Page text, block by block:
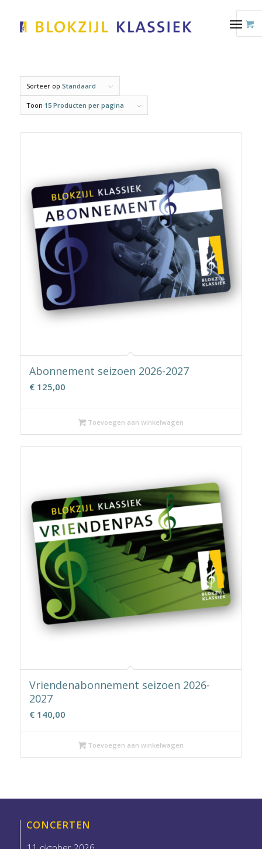
Sorteer op Standaard
Toon 15 Producten per pagina
Abonnement seizoen 2026-2027
€125,00
Toevoegen aan winkelwagen
Vriendenabonnement seizoen 2026-
2027
€140,00
Toevoegen aan winkelwagen
CONCERTEN